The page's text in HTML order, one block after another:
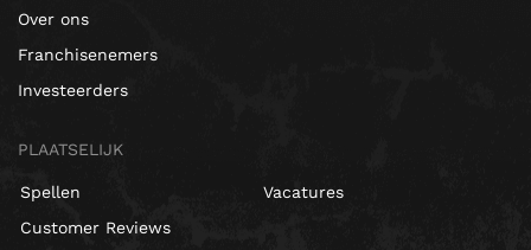
Over ons
Franchisenemers
Investeerders
PLAATSELIJK
Spellen
Customer Reviews
Vacatures